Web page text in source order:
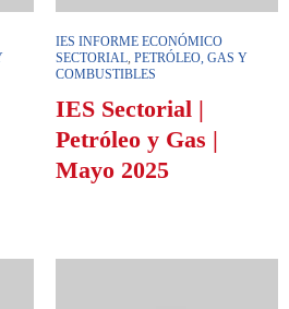
IES INFORME ECONÓMICO
SECTORIAL, PETRÓLEO, GAS Y
COMBUSTIBLES
IES Sectorial |
Petróleo y Gas |
Mayo 2025